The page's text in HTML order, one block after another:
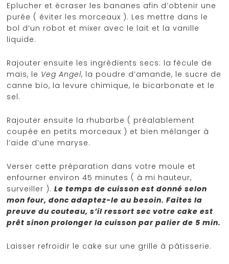
Eplucher et écraser les bananes afin d’obtenir une
purée ( éviter les morceaux ). Les mettre dans le
bol d’un robot et mixer avec le lait et la vanille
liquide.
Rajouter ensuite les ingrédients secs: la fécule de
maïs, le Veg Angel, la poudre d’amande, le sucre de
canne bio, la levure chimique, le bicarbonate et le
sel.
Rajouter ensuite la rhubarbe ( préalablement
coupée en petits morceaux ) et bien mélanger à
l’aide d’une maryse.
Verser cette préparation dans votre moule et
enfourner environ 45 minutes ( à mi hauteur,
surveiller ).Le temps de cuisson est donné selon
mon four, donc adaptez-le au besoin. Faites la
preuve du couteau, s’il ressort sec votre cake est
prêt sinon prolonger la cuisson par palier de 5 min.
Laisser refroidir le cake sur une grille à pâtisserie.